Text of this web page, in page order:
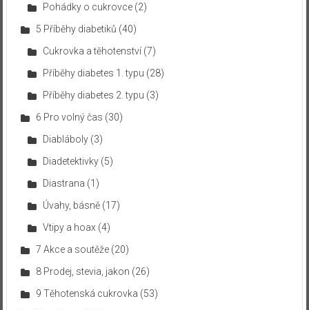
Pohádky o cukrovce(2)
5 Příběhy diabetiků (40)
Cukrovka a těhotenství(7)
Příběhy diabetes 1. typu (28)
Příběhy diabetes 2. typu (3)
6 Pro volný čas (30)
Diabláboly(3)
Diadetektivky(5)
Diastrana (1)
Úvahy, básně(17)
Vtipy a hoax(4)
7 Akce a soutěže(20)
8 Prodej, stevia, jakon (26)
9 Těhotenská cukrovka (53)